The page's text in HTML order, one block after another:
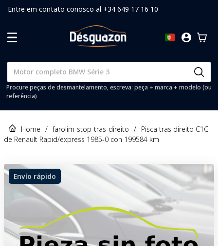
Entre em contato conosco al +34 649 17 16 10
Procure peças de desmantelamento, escreva: peça + marca + modelo (ou
referência)
Home / farolim-stop-tras-direito / Pisca tras direito C1G
de Renault Rapid/express 1985-0 con 199584 km
Envío rápido